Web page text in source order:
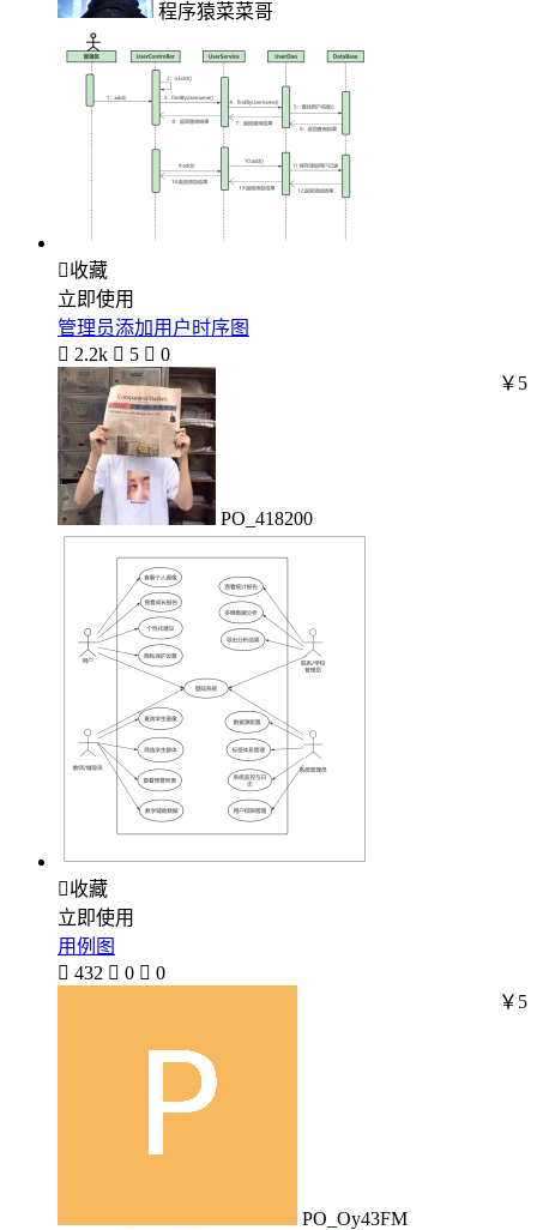
程序猿菜菜哥
收藏
立即使用
管理员添加用户时序图
 2.2k  5  0
PO_418200
￥5
收藏
立即使用
用例图
 432  0  0
PO_Oy43FM
￥5